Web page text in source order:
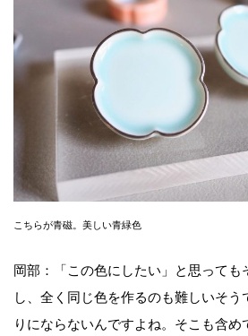
こちらが青磁。美しい青緑色
岡部：「この色にしたい」と思っても
し、全く同じ色を作るのも難しいそう
りにならないんですよね。そこも含